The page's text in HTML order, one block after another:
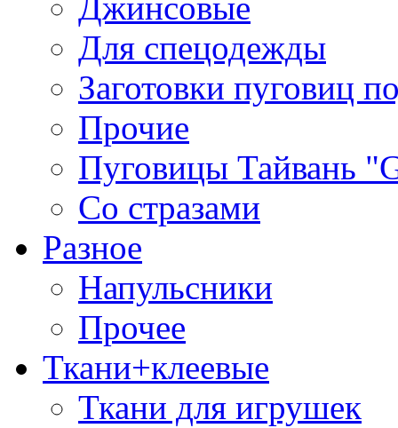
Для спецодежды
Заготовки пуговиц
Прочие
Пуговицы Тайвань
Со стразами
Разное
Напульсники
Прочее
Ткани+клеевые
Ткани для игрушек